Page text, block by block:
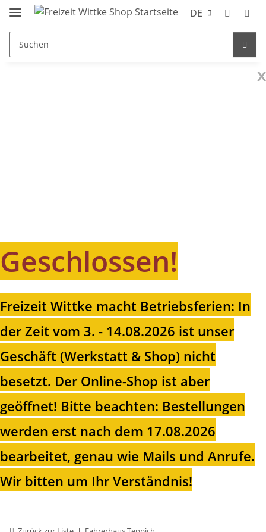
DE
x
Geschlossen!
Freizeit Wittke macht Betriebsferien: In
der Zeit vom 3. - 14.08.2026 ist unser
Geschäft (Werkstatt & Shop) nicht
besetzt. Der Online-Shop ist aber
geöffnet! Bitte beachten: Bestellungen
werden erst nach dem 17.08.2026
bearbeitet, genau wie Mails und Anrufe.
Wir bitten um Ihr Verständnis!